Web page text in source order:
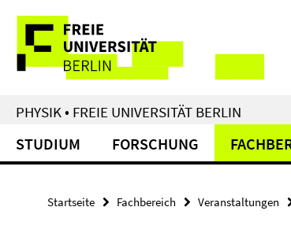
direkt
Inhalt
Service-
Navigation
PHYSIK • FREIE UNIVERSITÄT BERLIN
STUDIUM FORSCHUNG
Startseite Fachbereich Veranstaltungen